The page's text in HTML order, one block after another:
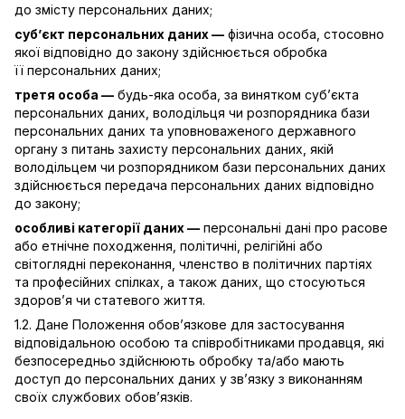
до змісту персональних даних;
суб’єкт персональних даних — фізична особа, стосовно
якої відповідно до закону здійснюється обробка
її персональних даних;
третя особа — будь-яка особа, за винятком суб’єкта
персональних даних, володільця чи розпорядника бази
персональних даних та уповноваженого державного
органу з питань захисту персональних даних, якій
володільцем чи розпорядником бази персональних даних
здійснюється передача персональних даних відповідно
до закону;
особливі категорії даних — персональні дані про расове
або етнічне походження, політичні, релігійні або
світоглядні переконання, членство в політичних партіях
та професійних спілках, а також даних, що стосуються
здоров’я чи статевого життя.
1.2. Дане Положення обов’язкове для застосування
відповідальною особою та співробітниками продавця, які
безпосередньо здійснюють обробку та/або мають
доступ до персональних даних у зв’язку з виконанням
своїх службових обов’язків.